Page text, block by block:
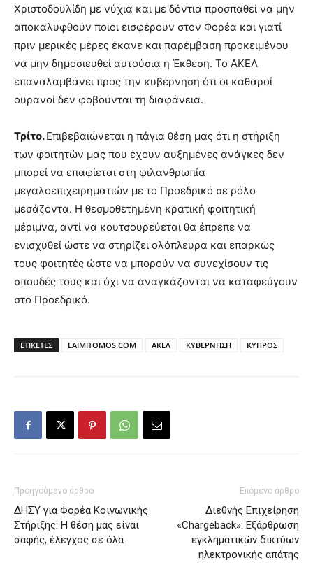
Χριστοδουλίδη με νύχια και με δόντια προσπαθεί να μην
αποκαλυφθούν ποιοι εισφέρουν στον Φορέα και γιατί
πριν μερικές μέρες έκανε και παρέμβαση προκειμένου
να μην δημοσιευθεί αυτούσια η Έκθεση. Το ΑΚΕΛ
επαναλαμβάνει προς την κυβέρνηση ότι οι καθαροί
ουρανοί δεν φοβούνται τη διαφάνεια.
Τρίτο.Επιβεβαιώνεται η πάγια θέση μας ότι η στήριξη
των φοιτητών μας που έχουν αυξημένες ανάγκες δεν
μπορεί να επαφίεται στη φιλανθρωπία
μεγαλοεπιχειρηματιών με το Προεδρικό σε ρόλο
μεσάζοντα. Η θεσμοθετημένη κρατική φοιτητική
μέριμνα, αντί να κουτσουρεύεται θα έπρεπε να
ενισχυθεί ώστε να στηρίζει ολόπλευρα και επαρκώς
τους φοιτητές ώστε να μπορούν να συνεχίσουν τις
σπουδές τους και όχι να αναγκάζονται να καταφεύγουν
στο Προεδρικό.
ΕΤΙΚΕΤΕΣ LAIMITOMOS.COM ΑΚΕΛ ΚΥΒΕΡΝΗΣΗ ΚΥΠΡΟΣ
Προηγούμενο άρθρο
ΔΗΣΥ για Φορέα Κοινωνικής
Στήριξης: Η θέση μας είναι
σαφής, έλεγχος σε όλα
Επόμενο άρθρο
Διεθνής Επιχείρηση
«Chargeback»: Εξάρθρωση
εγκληματικών δικτύων
ηλεκτρονικής απάτης